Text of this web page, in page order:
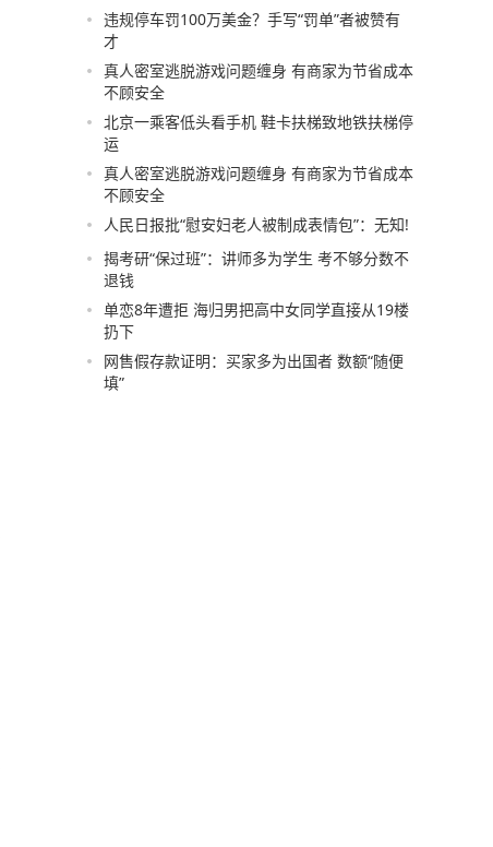
违规停车罚100万美金？手写“罚单”者被赞有
才
真人密室逃脱游戏问题缠身 有商家为节省成本
不顾安全
北京一乘客低头看手机 鞋卡扶梯致地铁扶梯停
运
真人密室逃脱游戏问题缠身 有商家为节省成本
不顾安全
人民日报批“慰安妇老人被制成表情包”：无知!
揭考研“保过班”：讲师多为学生 考不够分数不
退钱
单恋8年遭拒 海归男把高中女同学直接从19楼
扔下
网售假存款证明：买家多为出国者 数额“随便
填”